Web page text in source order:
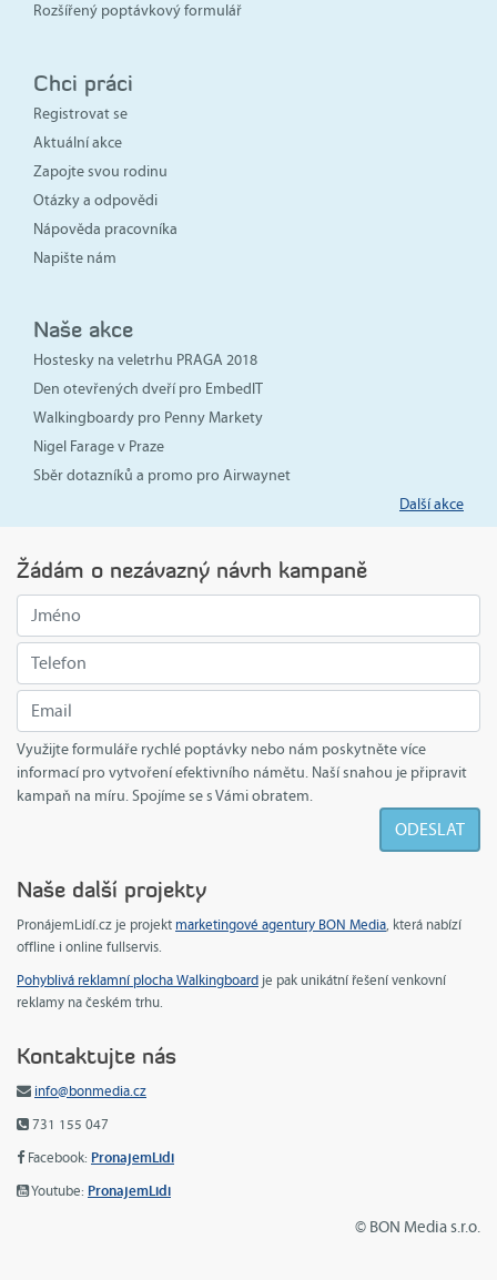
Rozšířený poptávkový formulář
Chci práci
Registrovat se
Aktuální akce
Zapojte svou rodinu
Otázky a odpovědi
Nápověda pracovníka
Napište nám
Naše akce
Hostesky na veletrhu PRAGA 2018
Den otevřených dveří pro EmbedIT
Walkingboardy pro Penny Markety
Nigel Farage v Praze
Sběr dotazníků a promo pro Airwaynet
Další akce
Žádám o nezávazný návrh kampaně
Využijte formuláře rychlé poptávky nebo nám poskytněte více
informací pro vytvoření efektivního námětu. Naší snahou je připravit
kampaň na míru. Spojíme se s Vámi obratem.
Naše další projekty
PronájemLidí.cz je projekt marketingové agentury BON Media, která nabízí
offline i online fullservis.
Pohyblivá reklamní plocha Walkingboard je pak unikátní řešení venkovní
reklamy na českém trhu.
Kontaktujte nás
info@bonmedia.cz
731 155 047
Facebook: PronajemLidi
Youtube: PronajemLidi
© BON Media s.r.o.